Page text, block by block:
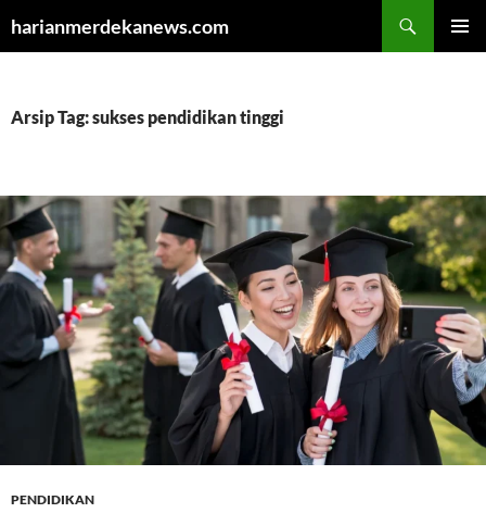
harianmerdekanews.com
Arsip Tag: sukses pendidikan tinggi
PENDIDIKAN